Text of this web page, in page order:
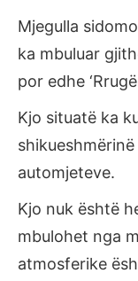
Mjegulla
ka mbuluar
por edhe
Kjo situatë ka
automjeteve.
Kjo nuk është
mbulohet nga
atmosferike